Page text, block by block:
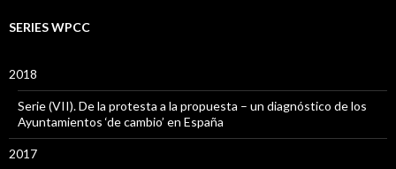
SERIES WPCC
2018
Serie (VII). De la protesta a la propuesta – un diagnóstico de los
Ayuntamientos ‘de cambio’ en España
2017